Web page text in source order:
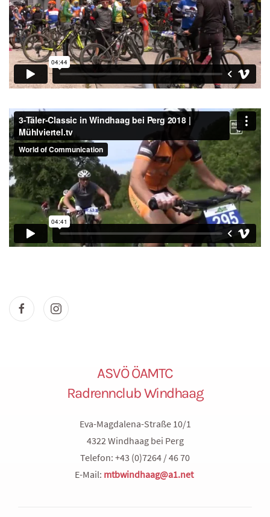
ASVÖ ÖAMTC
Radrennclub Windhaag
Eva-Magdalena-Straße 10/1
4322 Windhaag bei Perg
Telefon: +43 (0)7264 / 46 70
E-Mail: mtbwindhaag@a1.net